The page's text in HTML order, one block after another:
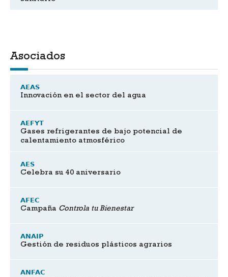
Asociados
AEAS
Innovación en el sector del agua
AEFYT
Gases refrigerantes de bajo potencial de
calentamiento atmosférico
AES
Celebra su 40 aniversario
AFEC
Campaña Controla tu Bienestar
ANAIP
Gestión de residuos plásticos agrarios
ANFAC